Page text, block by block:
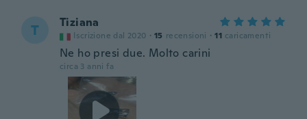
T Tiziana
Iscrizione dal 2020 · 15 recensioni · 11 caricamenti
Ne ho presi due. Molto carini
circa 3 anni fa